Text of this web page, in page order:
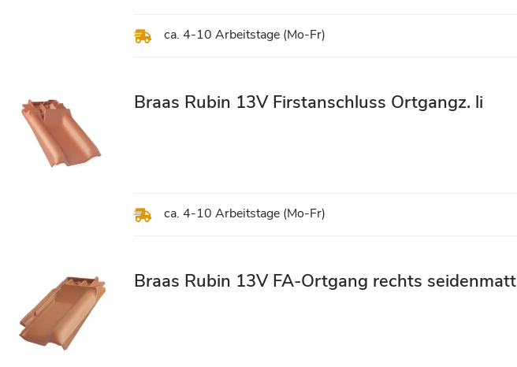
ca. 4-10 Arbeitstage (Mo-Fr)
Braas Rubin 13V Firstanschluss Ortgangz. li
ca. 4-10 Arbeitstage (Mo-Fr)
Braas Rubin 13V FA-Ortgang rechts seidenmatt